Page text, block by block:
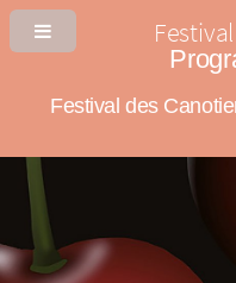
Festival des